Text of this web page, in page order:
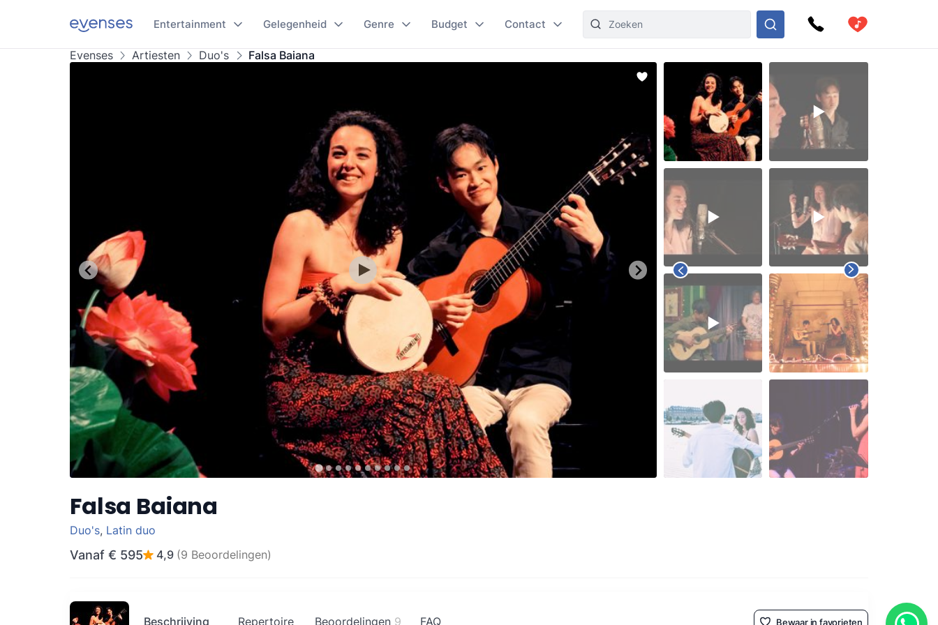
Entertainment Gelegenheid Genre Budget Contact
Evenses Artiesten Duo's Falsa Baiana
Falsa Baiana
Duo's, Latin duo
Vanaf € 595 4,9 (9 Beoordelingen)
Beschrijving Repertoire Beoordelingen 9 FAQ Bewaar in favorieten